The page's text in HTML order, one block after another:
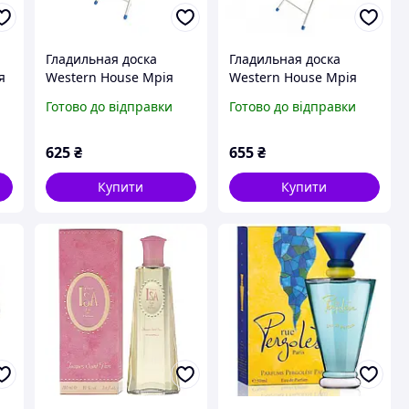
Гладильная доска
Western House Мрія
(WEST01MR00)
Готово до відправки
625 ₴
Купити
Гладильная доска
Western House Мрія
(WEST01MR10)
Готово до відправки
655₴
Купити